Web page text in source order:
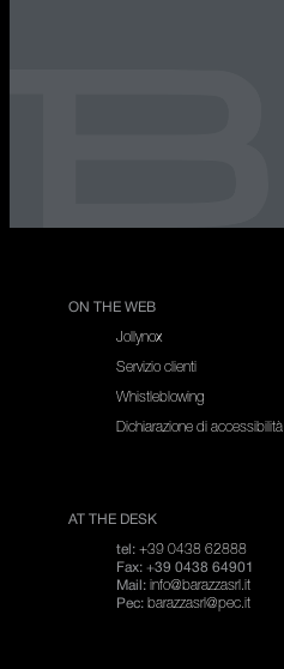
ON THE WEB
Jollynox
Servizio clienti
Whistleblowing
Dichiarazione di accessibilità
AT THE DESK
tel: +39 0438 62888
Fax: +39 0438 64901
Mail: info@barazzasrl.it
Pec: barazzasrl@pec.it